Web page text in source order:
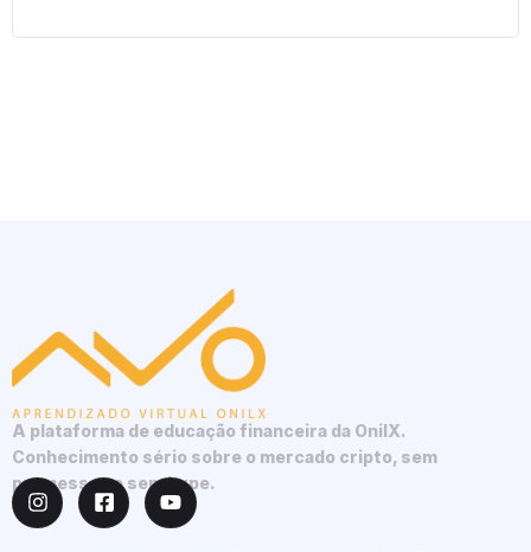
A plataforma de educação financeira da OnilX.
Conhecimento sério sobre o mercado cripto, sem
promessas e sem hype.